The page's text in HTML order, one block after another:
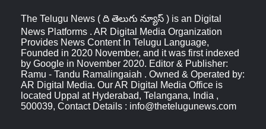
The Telugu News ( ది తెలుగు న్యూస్‌ ) is an Digital
News Platforms . AR Digital Media Organization
Provides News Content In Telugu Language,
Founded in 2020 November, and it was first indexed
by Google in November 2020. Editor & Publisher:
Ramu - Tandu Ramalingaiah . Owned & Operated by:
AR Digital Media. Our AR Digital Media Office is
located Uppal at Hyderabad, Telangana, India ,
500039, Contact Details : info@thetelugunews.com